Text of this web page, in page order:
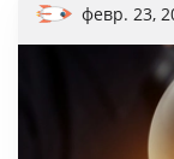
февр. 23,